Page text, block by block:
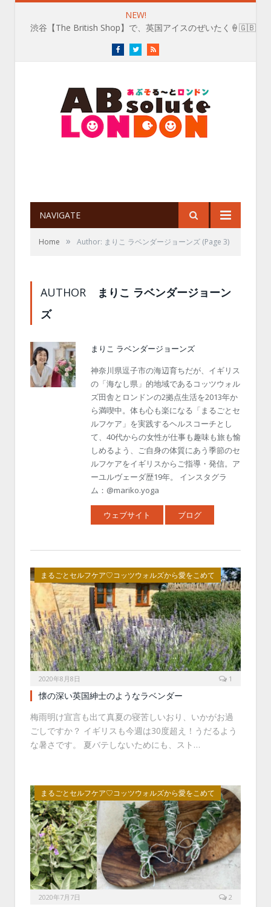
NEW!
渋谷【The British Shop】で、英国アイスのぜいたく🍦🇬🇧
FacebookTwitterRSS
NAVIGATE
Home » Author: まりこ ラベンダージョーンズ (Page 3)
AUTHOR
まりこ ラベンダージョーン
ズ
まりこ ラベンダージョーンズ
神奈川県逗子市の海辺育ちだが、イギリス
の「海なし県」的地域であるコッツウォル
ズ田舎とロンドンの2拠点生活を2013年か
ら満喫中。体も心も楽になる「まるごとセ
ルフケア」を実践するヘルスコーチとし
て、40代からの女性が仕事も趣味も旅も愉
しめるよう、ご自身の体質にあう季節のセ
ルフケアをイギリスからご指導・発信。ア
ーユルヴェーダ歴19年。 インスタグラ
ム：@mariko.yoga
ウェブサイト ブログ
まるごとセルフケア♡コッツウォルズから愛をこめて
2020年8月8日 1
懐の深い英国紳士のようなラベンダー
梅雨明け宣言も出て真夏の寝苦しいおり、いかがお過
ごしですか？ イギリスも今週は30度超え！うだるよう
な暑さです。 夏バテしないためにも、スト…
まるごとセルフケア♡コッツウォルズから愛をこめて
2020年7月7日 2